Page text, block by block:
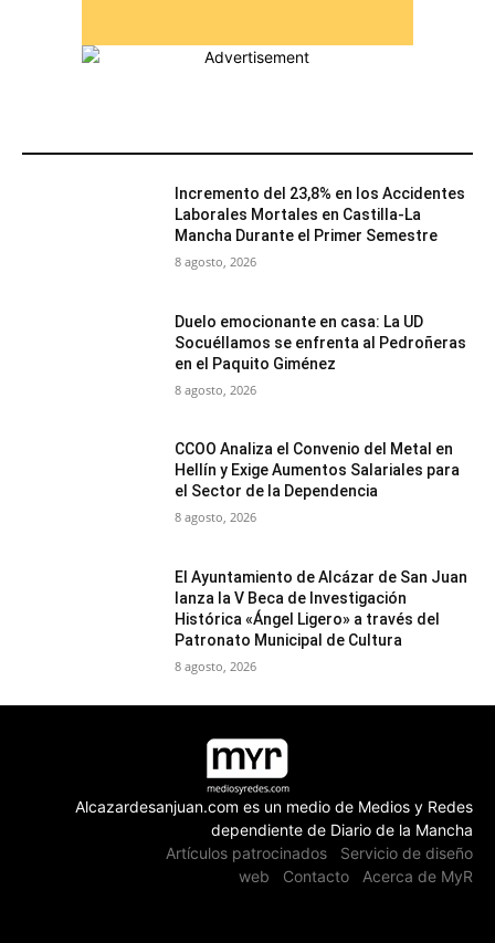
Incremento del 23,8% en los Accidentes
Laborales Mortales en Castilla-La
Mancha Durante el Primer Semestre
8 agosto, 2026
Duelo emocionante en casa: La UD
Socuéllamos se enfrenta al Pedroñeras
en el Paquito Giménez
8 agosto, 2026
CCOO Analiza el Convenio del Metal en
Hellín y Exige Aumentos Salariales para
el Sector de la Dependencia
8 agosto, 2026
El Ayuntamiento de Alcázar de San Juan
lanza la V Beca de Investigación
Histórica «Ángel Ligero» a través del
Patronato Municipal de Cultura
8 agosto, 2026
Alcazardesanjuan.com es un medio de Medios y Redes
dependiente de Diario de la Mancha
Artículos patrocinados
Servicio de diseño
web
Contacto Acerca de MyR